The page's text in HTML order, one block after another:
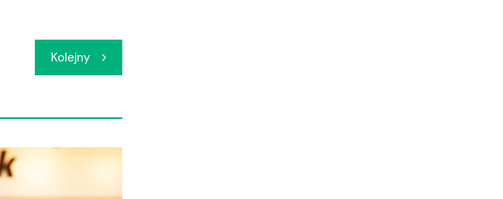
Kolejny